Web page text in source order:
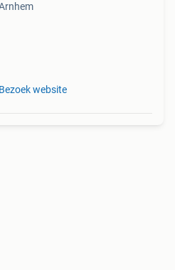
Bezoek website